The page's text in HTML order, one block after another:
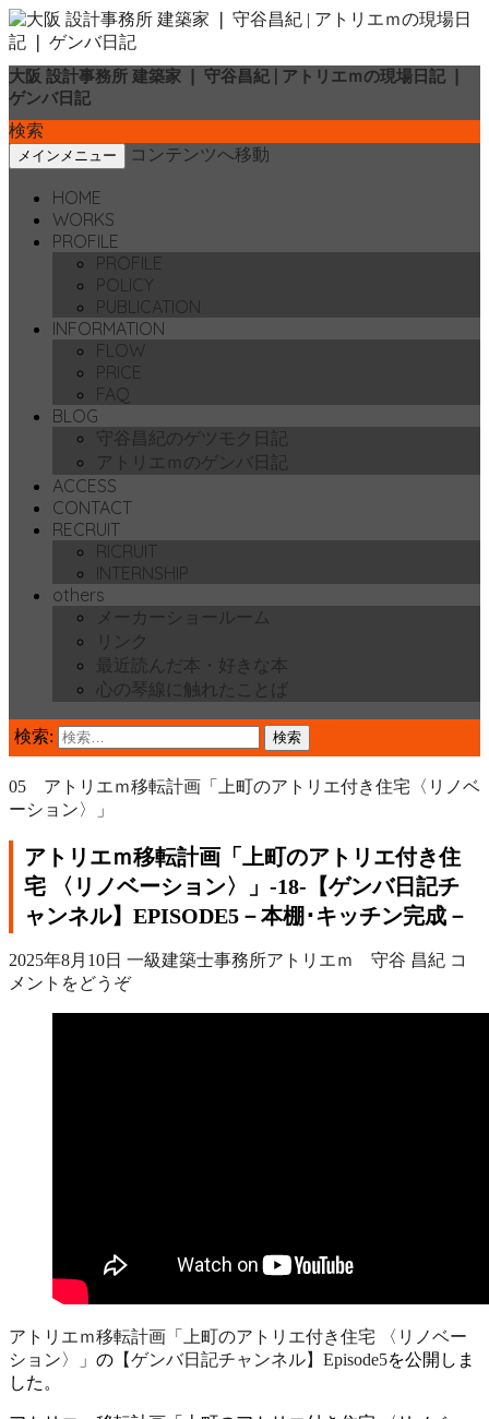
大阪 設計事務所 建築家 ❘ 守谷昌紀 | アトリエｍの現場日記 ❘
ゲンバ日記
検索
メインメニュー コンテンツへ移動
HOME
WORKS
PROFILE
PROFILE
POLICY
PUBLICATION
INFORMATION
FLOW
PRICE
FAQ
BLOG
守谷昌紀のゲツモク日記
アトリエｍのゲンバ日記
ACCESS
CONTACT
RECRUIT
RICRUIT
INTERNSHIP
others
メーカーショールーム
リンク
最近読んだ本・好きな本
心の琴線に触れたことば
検索:
05 アトリエｍ移転計画「上町のアトリエ付き住宅〈リノベ
ーション〉」
アトリエｍ移転計画「上町のアトリエ付き住
宅 〈リノベーション〉」‐18‐【ゲンバ日記チ
ャンネル】EPISODE5－本棚･キッチン完成－
2025年8月10日 一級建築士事務所アトリエｍ 守谷 昌紀 コ
メントをどうぞ
アトリエｍ移転計画「上町のアトリエ付き住宅 〈リノベー
ション〉」 の 【ゲンバ日記チャンネル】Episode5を公開しま
した。